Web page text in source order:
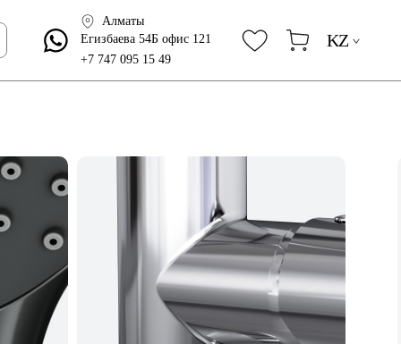
Алматы
Егизбаева 54Б офис 121
+7 747 095 15 49
KZ